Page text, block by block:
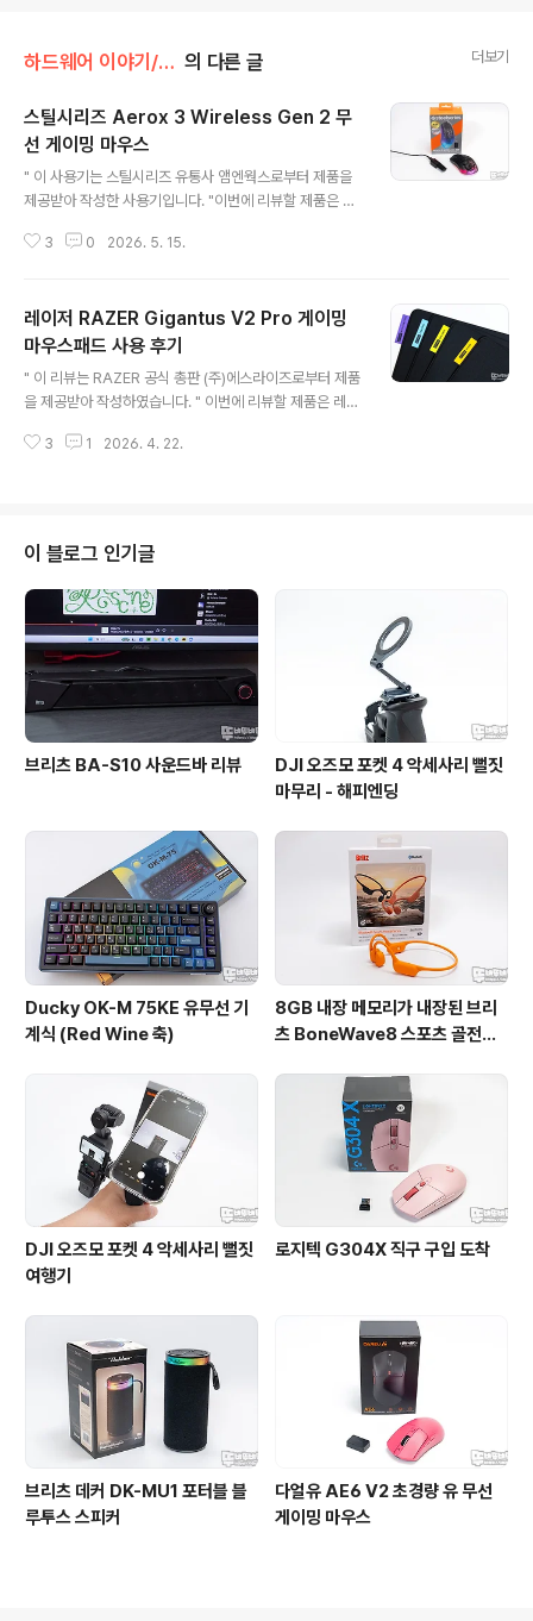
하드웨어 이야기/마우스 | 패드 | 번지 의 다른 글 더보기
스틸시리즈 Aerox 3 Wireless Gen 2 무
선 게이밍 마우스
" 이 사용기는 스틸시리즈 유통사 앰엔웍스로부터 제품을
제공받아 작성한 사용기입니다. "이번에 리뷰할 제품은 스
스입니다. 현재 스틸시리즈는 기존의 인기 모델을 2세대로
이드 진영을 갖춰가는 느낌을 주고 있는데요. Rival 3 Wir
eless Gen2를 시작으로 AEROX 3 Wireless Gen2
모델로 이어지는 라인업을 리뷰에 앞서 이전 세대 제품과
차이점을 살펴보겠습니다.구분Aerox 3 Wireless (202
링 레이트1,000Hz (1ms)4,00..
3 0 2026. 5. 15.
레이저 RAZER Gigantus V2 Pro 게이밍
마우스패드 사용 후기
" 이 리뷰는 RAZER 공식 총판 (주)에스라이즈로부터 제품
을 제공받아 작성하였습니다. " 이번에 리뷰할 제품은 레이
2 Pro는 총 5가지 라인업으로 Max Speed, Speed, B
른 촉감 그리고 레이저만의 GlideCore 폼 적용으로 각 타
입에 따른 서로 다른 경도를 제공하는게 특징인데 리뷰를
통해 자세히 살펴보겠습니다. 리뷰~ Start!! 패키지 & 스펙
정보 레이저 RAZER Gigantus V2 Pro 게이밍 마우..
3 1 2026. 4. 22.
이 블로그 인기글
브리츠 BA-S10 사운드바 리뷰
DJI 오즈모 포켓 4 악세사리 뻘짓
마무리 - 해피엔딩
Ducky OK-M 75KE 유무선 기
계식 (Red Wine 축)
8GB 내장 메모리가 내장된 브리
츠 BoneWave8 스포츠 골전도
DJI 오즈모 포켓 4 악세사리 뻘짓
여행기
로지텍 G304X 직구 구입 도착
브리츠 데커 DK-MU1 포터블 블
루투스 스피커
다얼유 AE6 V2 초경량 유 무선
게이밍 마우스